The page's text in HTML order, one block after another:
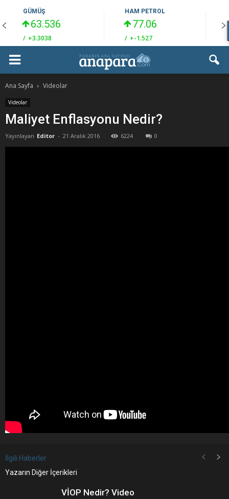
GÜMÜŞ
63.536
/ +3.3038
HAM PETROL
77.06
/ +-1.527 /
Ana Sayfa Videolar
Videolar
Maliyet Enflasyonu Nedir?
Yayınlayan Editor - 21 Aralık 2016 6224 0
İlgili Haberler
Yazarın Diğer İçerikleri
VİOP Nedir? Video